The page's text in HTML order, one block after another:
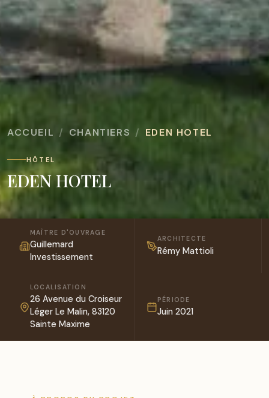
ACCUEIL CHANTIERS EDEN HOTEL
HÔTEL
EDEN HOTEL
MAÎTRE D'OUVRAGE
Guillemard
Investissement
ARCHITECTE
Rémy Mattioli
LOCALISATION
26 Avenue du Croiseur
Léger Le Malin, 83120
Sainte Maxime
PÉRIODE
Juin 2021